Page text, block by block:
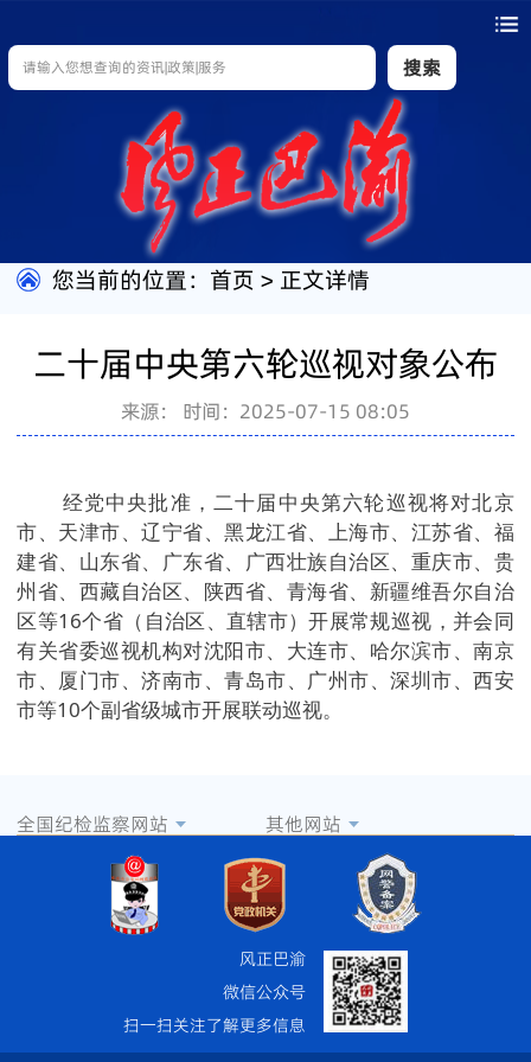
搜索
您当前的位置： 首页 > 正文详情
二十届中央第六轮巡视对象公布
来源： 时间：2025-07-15 08:05
经党中央批准，二十届中央第六轮巡视将对北京
市、天津市、辽宁省、黑龙江省、上海市、江苏省、福
建省、山东省、广东省、广西壮族自治区、重庆市、贵
州省、西藏自治区、陕西省、青海省、新疆维吾尔自治
区等16个省（自治区、直辖市）开展常规巡视，并会同
有关省委巡视机构对沈阳市、大连市、哈尔滨市、南京
市、厦门市、济南市、青岛市、广州市、深圳市、西安
市等10个副省级城市开展联动巡视。
全国纪检监察网站 其他网站
风正巴渝
微信公众号
扫一扫关注了解更多信息